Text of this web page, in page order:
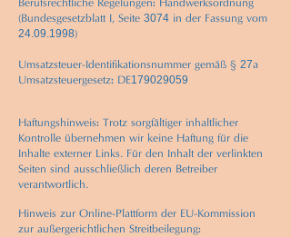
Berufsrechtliche Regelungen: Handwerksordnung
(Bundesgesetzblatt I, Seite 3074 in der Fassung vom
24.09.1998)
Umsatzsteuer-Identifikationsnummer gemäß § 27a
Umsatzsteuergesetz: DE179029059
Haftungshinweis: Trotz sorgfältiger inhaltlicher
Kontrolle übernehmen wir keine Haftung für die
Inhalte externer Links. Für den Inhalt der verlinkten
Seiten sind ausschließlich deren Betreiber
verantwortlich.
Hinweis zur Online-Plattform der EU-Kommission
zur außergerichtlichen Streitbeilegung: